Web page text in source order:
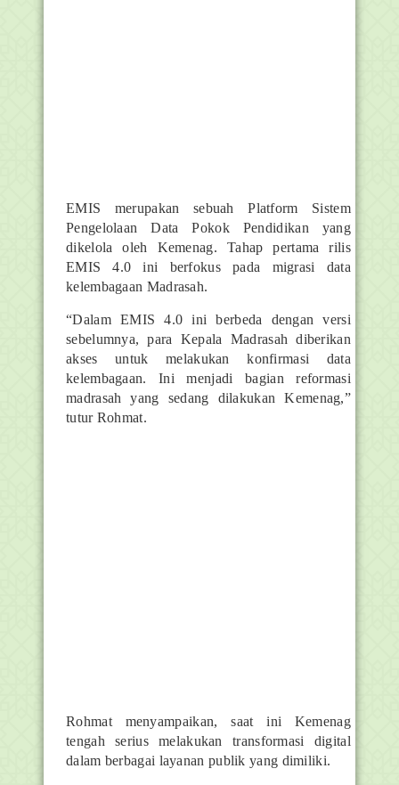
EMIS merupakan sebuah Platform Sistem
Pengelolaan Data Pokok Pendidikan yang
dikelola oleh Kemenag. Tahap pertama rilis
EMIS 4.0 ini berfokus pada migrasi data
kelembagaan Madrasah.
“Dalam EMIS 4.0 ini berbeda dengan versi
sebelumnya, para Kepala Madrasah diberikan
akses untuk melakukan konfirmasi data
kelembagaan. Ini menjadi bagian reformasi
madrasah yang sedang dilakukan Kemenag,”
tutur Rohmat.
Rohmat menyampaikan, saat ini Kemenag
tengah serius melakukan transformasi digital
dalam berbagai layanan publik yang dimiliki.